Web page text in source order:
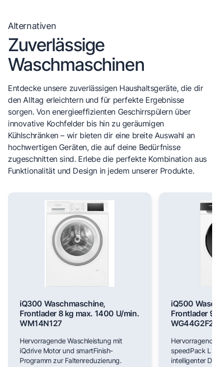
Alternativen
Zuverlässige
Waschmaschinen
Entdecke unsere zuverlässigen Haushaltsgeräte, die dir
den Alltag erleichtern und für perfekte Ergebnisse
sorgen. Von energieeffizienten Geschirrspülern über
innovative Kochfelder bis hin zu geräumigen
Kühlschränken – wir bieten dir eine breite Auswahl an
hochwertigen Geräten, die auf deine Bedürfnisse
zugeschnitten sind. Erlebe die perfekte Kombination aus
Funktionalität und Design in jedem unserer Produkte.
iQ300 Waschmaschine,
Frontlader 8 kg max. 1400 U/min.
WM14N127
Hervorragende Waschleistung mit
iQdrive Motor und smartFinish-
Programm zur Faltenreduzierung.
iQ500
Frontlader 9
WG44G2F22
Hervorragende
speedPack L
intelligenter